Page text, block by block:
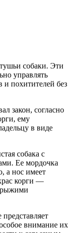
собаки. Эти
управлять
и похитителей без
закон, согласно
ему
в виде
собака с
Ее мордочка
а нос имеет
корги —
рыжими
внимание их